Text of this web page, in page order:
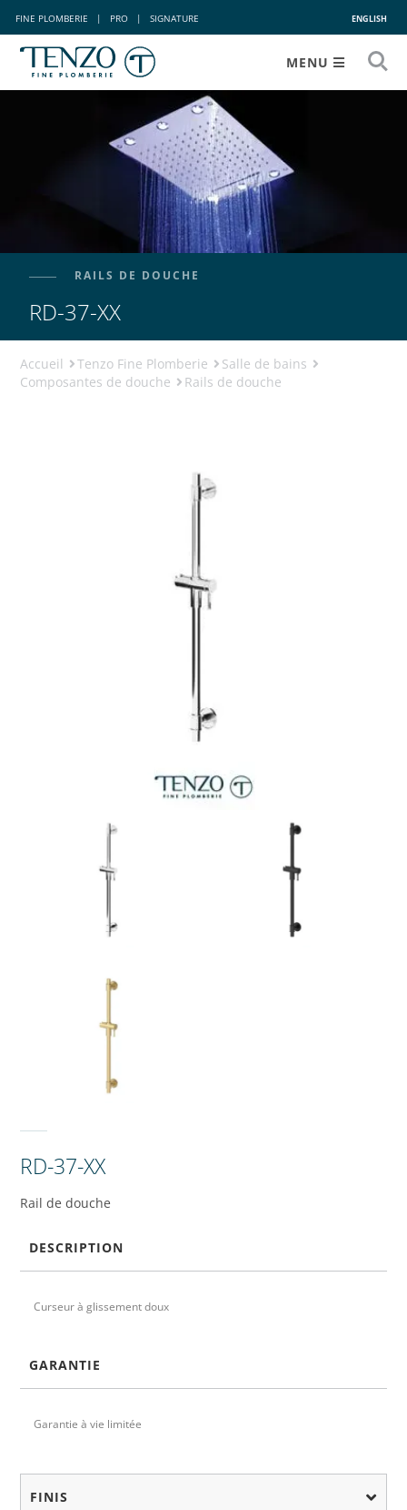
FINE PLOMBERIE | PRO | SIGNATURE ENGLISH
MENU
RAILS DE DOUCHE
RD-37-XX
Accueil Tenzo Fine Plomberie
Salle de bains
Composantes de douche
Rails de douche
RD-37-XX
Rail de douche
DESCRIPTION
Curseur à glissement doux
GARANTIE
Garantie à vie limitée
FINIS